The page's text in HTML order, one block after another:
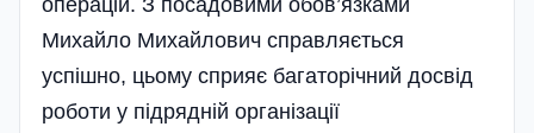
Михайло Михайлович справляється
успішно, цьому сприяє багаторічний досвід
роботи у підрядній організації